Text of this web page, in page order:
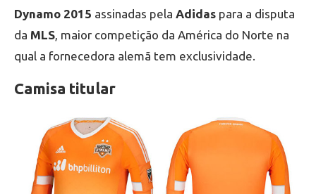
Dynamo 2015 assinadas pela Adidas para a disputa
da MLS, maior competição da América do Norte na
qual a fornecedora alemã tem exclusividade.
Camisa titular